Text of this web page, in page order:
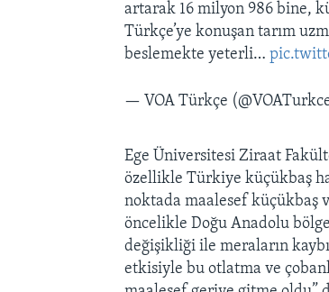
artarak 16 milyon 986 bine,
Türkçe’ye konuşan tarım
beslemekte yeterli…
— VOA Türkçe
Ege Üniversitesi Ziraat
özellikle Türkiye küçükbaş
noktada maalesef küçükbaş
öncelikle Doğu Anadolu
değişikliği ile meraların
etkisiyle bu otlatma ve